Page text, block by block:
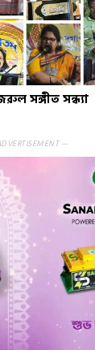
সঙ্গীত সন্ধ্যা
—